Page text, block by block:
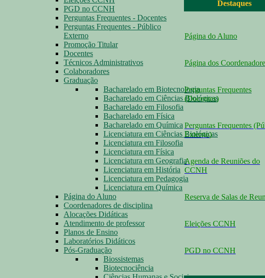
PGD no CCNH
Perguntas Frequentes - Docentes
Perguntas Frequentes - Público
Externo
Promoção Titular
Docentes
Técnicos Administrativos
Colaboradores
Graduação
Bacharelado em Biotecnologia
Bacharelado em Ciências Biológicas
Bacharelado em Filosofia
Bacharelado em Física
Bacharelado em Química
Licenciatura em Ciências Biológicas
Licenciatura em Filosofia
Licenciatura em Física
Licenciatura em Geografia
Licenciatura em História
Licenciatura em Pedagogia
Licenciatura em Química
Página do Aluno
Coordenadores de disciplina
Alocações Didáticas
Atendimento de professor
Planos de Ensino
Laboratórios Didáticos
Pós-Graduação
Biossistemas
Biotecnociência
Destaques
Página do Aluno
Página dos
Perguntas Frequentes
(Docentes)
Perguntas Frequentes
Externo)
Agenda de Reuniões do
CCNH
Reserva de Salas de
Eleições CCNH
PGD no CCNH